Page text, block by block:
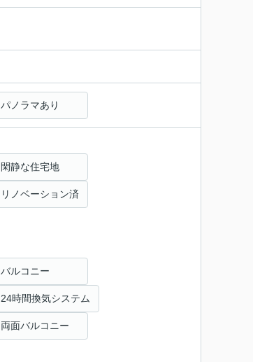
パノラマあり
閑静な住宅地
リノベーション済
バルコニー
24時間換気システム
両面バルコニー